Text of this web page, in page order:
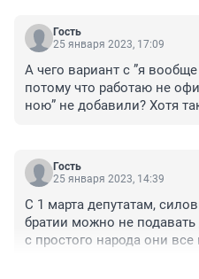
Гость
25 января 2023, 17:09
А чего вариант с ”я
потому что работаю не
ною” не добавили? Хотя
Гость
25 января 2023, 14:39
С 1 марта депутатам,
братии можно не
с простого народа они